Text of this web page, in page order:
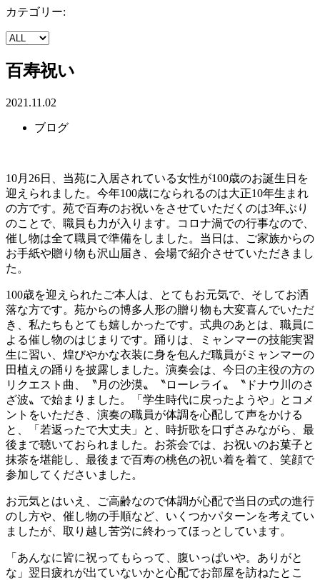
カテゴリー:
百寿祝い
2021.11.02
ブログ
10月26日、当苑に入居されている女性が100歳のお誕生日を
迎えられました。今年100歳になられるのは大正10年生まれ
の方です。苑で百寿のお祝いをさせていただくのは3年ぶり
のことで、職員も力が入ります。コロナ渦での行事なので、
催し物は全て職員で準備をしました。当日は、ご家族からの
お手紙や贈り物も沢山届き、会場で紹介させていただきまし
た。
100歳を迎えられたご本人は、とてもお元気で、そしてお洒
落な方です。苑からの博多人形の贈り物も大変喜んでいただ
き、私たちもとても嬉しかったです。式典のあとは、職員に
よる催し物のはじまりです。踊りは、ミャンマーの技能実習
生に習い、煌びやかな衣装に身を包んだ職員がミャンマーの
田植えの踊りを披露しました。演奏会は、今日の主役の方の
リクエスト曲、〝月の沙漠〟〝ローレライ〟〝ドナウ川のさ
ざ波〟で始まりました。「学生時代に戻ったようや」とコメ
ントをいただき、演奏の職員が体調を心配して声をかける
と、「若返ったで大丈夫」と、時折歌を口ずさみながら、最
後まで聴いておられました。お茶会では、お祝いのお菓子と
抹茶を堪能し、最後まで百寿の桃色の祝い着を着て、笑顔で
参加してくださいました。
お元気とはいえ、ご高齢なので体調が心配で当日の式の進行
のし方や、催し物の手順など、いくつかパターンを考えてい
ましたが、取り越し苦労に終わってほっとしています。
「あんなに皆に祝ってもらって、腹いっぱいや。ありがと
な」翌日疲れが出ていないかと心配でお部屋を訪ねたとこ